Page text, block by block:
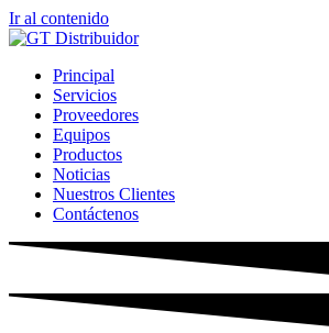
Ir al contenido
Principal
Servicios
Proveedores
Equipos
Productos
Noticias
Nuestros Clientes
Contáctenos